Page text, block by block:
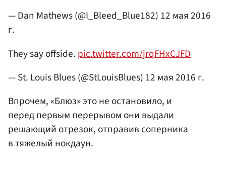
— Dan Mathews (@I_Bleed_Blue182) 12 мая 2016
г.
They say offside. pic.twitter.com/jrqFHxCJFD
— St. Louis Blues (@StLouisBlues) 12 мая 2016 г.
Впрочем, «Блюз» это не остановило, и
перед первым перерывом они выдали
решающий отрезок, отправив соперника
в тяжелый нокдаун.